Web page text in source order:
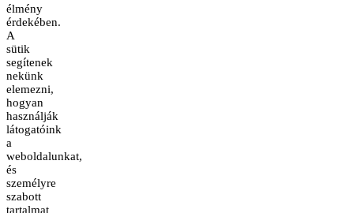
élmény
érdekében.
A
sütik
segítenek
nekünk
elemezni,
hogyan
használják
látogatóink
a
weboldalunkat,
és
személyre
szabott
tartalmat